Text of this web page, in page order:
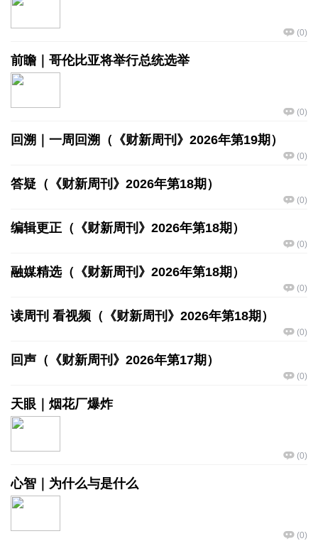
(0)
前瞻｜哥伦比亚将举行总统选举
(0)
回溯｜一周回溯（《财新周刊》2026年第19期）
(0)
答疑（《财新周刊》2026年第18期）
(0)
编辑更正（《财新周刊》2026年第18期）
(0)
融媒精选（《财新周刊》2026年第18期）
(0)
读周刊 看视频（《财新周刊》2026年第18期）
(0)
回声（《财新周刊》2026年第17期）
(0)
天眼｜烟花厂爆炸
(0)
心智｜为什么与是什么
(0)